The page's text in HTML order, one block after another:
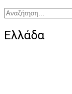
Αναζήτηση
για:
Ελλάδα